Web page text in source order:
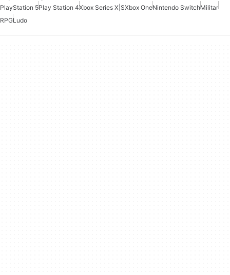
PlayStation 5Play Station 4Xbox Series X|SXbox OneNintendo SwitchMilitar
RPGLudo